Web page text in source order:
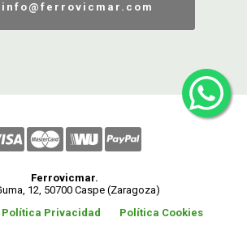
info@ferrovicmar.com
Ferrovicmar.
12, 50700 Caspe (Zaragoza)
Política Privacidad Política Cookies